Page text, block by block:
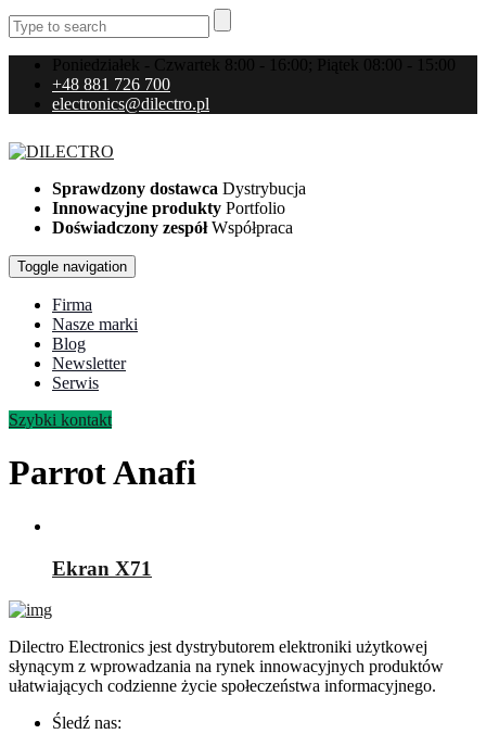
Poniedziałek - Czwartek 8:00 - 16:00; Piątek 08:00 - 15:00
+48 881 726 700
electronics@dilectro.pl
Sprawdzony dostawca Dystrybucja
Innowacyjne produkty Portfolio
Doświadczony zespół Współpraca
Toggle navigation
Firma
Nasze marki
Blog
Newsletter
Serwis
Szybki kontakt
Parrot Anafi
Ekran X71
Dilectro Electronics jest dystrybutorem elektroniki użytkowej
słynącym z wprowadzania na rynek innowacyjnych produktów
ułatwiających codzienne życie społeczeństwa informacyjnego.
Śledź nas: